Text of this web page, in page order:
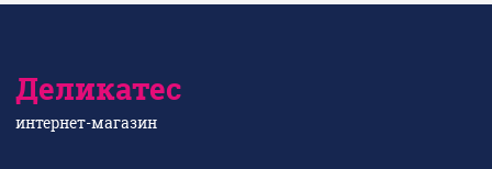
Деликатес
интернет-магазин